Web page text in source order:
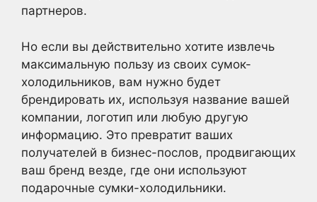
партнеров.
Но если вы действительно хотите извлечь
максимальную пользу из своих сумок-
холодильников, вам нужно будет
брендировать их, используя название вашей
компании, логотип или любую другую
информацию. Это превратит ваших
получателей в бизнес-послов, продвигающих
ваш бренд везде, где они используют
подарочные сумки-холодильники.